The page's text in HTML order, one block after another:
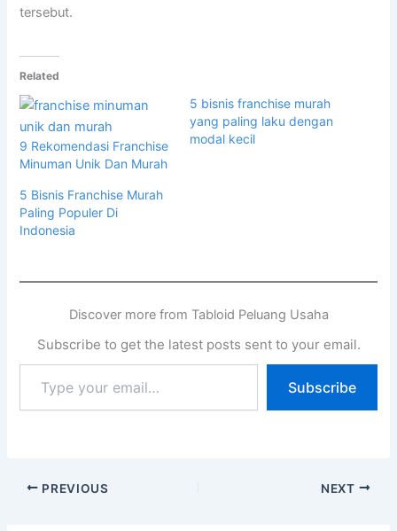
tersebut.
Related
9 Rekomendasi Franchise
Minuman Unik Dan Murah
5 bisnis franchise murah
yang paling laku dengan
modal kecil
5 Bisnis Franchise Murah
Paling Populer Di
Indonesia
Discover more from Tabloid Peluang Usaha
Subscribe to get the latest posts sent to your email.
Subscribe
PREVIOUS NEXT